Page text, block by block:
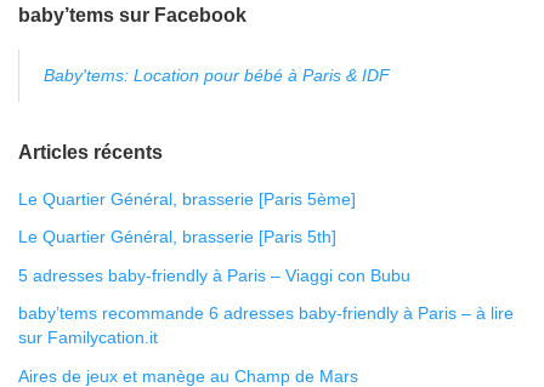
baby’tems sur Facebook
Baby'tems: Location pour bébé à Paris & IDF
Articles récents
Le Quartier Général, brasserie [Paris 5ème]
Le Quartier Général, brasserie [Paris 5th]
5 adresses baby-friendly à Paris – Viaggi con Bubu
baby’tems recommande 6 adresses baby-friendly à Paris – à lire
sur Familycation.it
Aires de jeux et manège au Champ de Mars